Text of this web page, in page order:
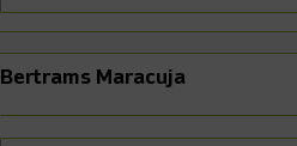
Bertrams Maracuja